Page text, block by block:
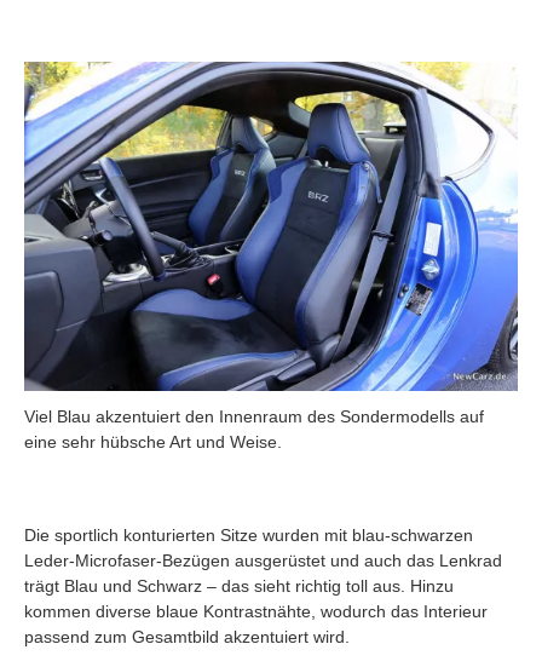
Viel Blau akzentuiert den Innenraum des Sondermodells auf
eine sehr hübsche Art und Weise.
Die sportlich konturierten Sitze wurden mit blau-schwarzen
Leder-Microfaser-Bezügen ausgerüstet und auch das Lenkrad
trägt Blau und Schwarz – das sieht richtig toll aus. Hinzu
kommen diverse blaue Kontrastnähte, wodurch das Interieur
passend zum Gesamtbild akzentuiert wird.